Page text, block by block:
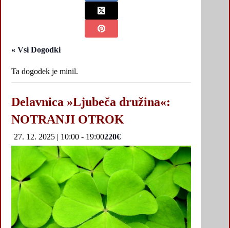
« Vsi Dogodki
Ta dogodek je minil.
Delavnica »Ljubeča družina«:
NOTRANJI OTROK
27. 12. 2025 | 10:00 - 19:00220€